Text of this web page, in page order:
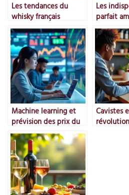
Les tendances du
whisky français
Les
parfait
Machine learning et
prévision des prix du
marché
Cavistes